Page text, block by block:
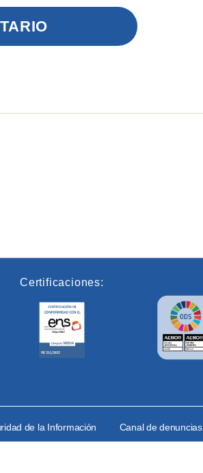
Certificaciones:
de la Información Canal de denuncias